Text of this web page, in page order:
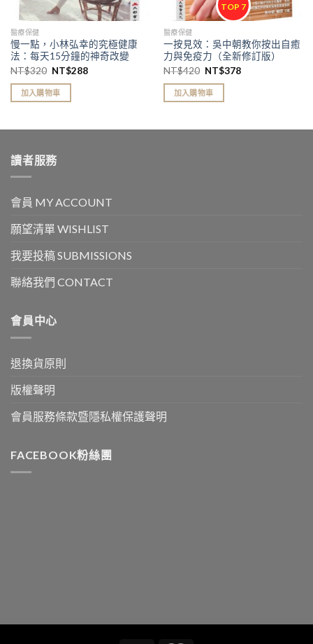
醫療保健
慢一點，小林弘幸的究極健康
法：每天15分鐘的神奇改變
NT$320 NT$288
加入購物車
TOP 7
醫療保健
一按見效：吳中朝教你按出自癒
力與免疫力（全新修訂版）
NT$420 NT$378
加入購物車
讀者服務
會員 MY ACCOUNT
願望清單 WISHLIST
我要投稿 SUBMISSIONS
聯絡我們 CONTACT
會員中心
退換貨原則
版權聲明
會員服務條款暨隱私權保護聲明
FACEBOOK粉絲團